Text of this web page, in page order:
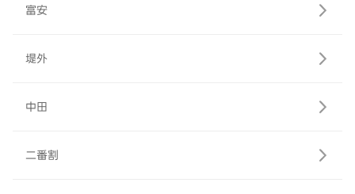
富安
堤外
中田
二番割